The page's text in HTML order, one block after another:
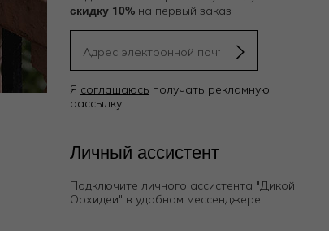
скидку 10%на первый заказ
Я соглашаюсь получать рекламную
рассылку
Личный ассистент
Подключите личного ассистента "Дикой
Орхидеи" в удобном мессенджере